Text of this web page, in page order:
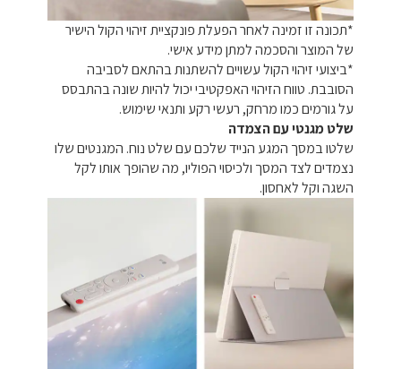
*תכונה זו זמינה לאחר הפעלת פונקציית זיהוי הקול הישיר
של המוצר והסכמה למתן מידע אישי.
*ביצועי זיהוי הקול עשויים להשתנות בהתאם לסביבה
הסובבת. טווח הזיהוי האפקטיבי יכול להיות שונה בהתבסס
על גורמים כמו מרחק, רעשי רקע ותנאי שימוש.
שלט מגנטי עם הצמדה
שלטו במסך המגע הנייד שלכם עם שלט נוח. המגנטים שלו
נצמדים לצד המסך ולכיסוי הפוליו, מה שהופך אותו לקל
השגה וקל לאחסון.